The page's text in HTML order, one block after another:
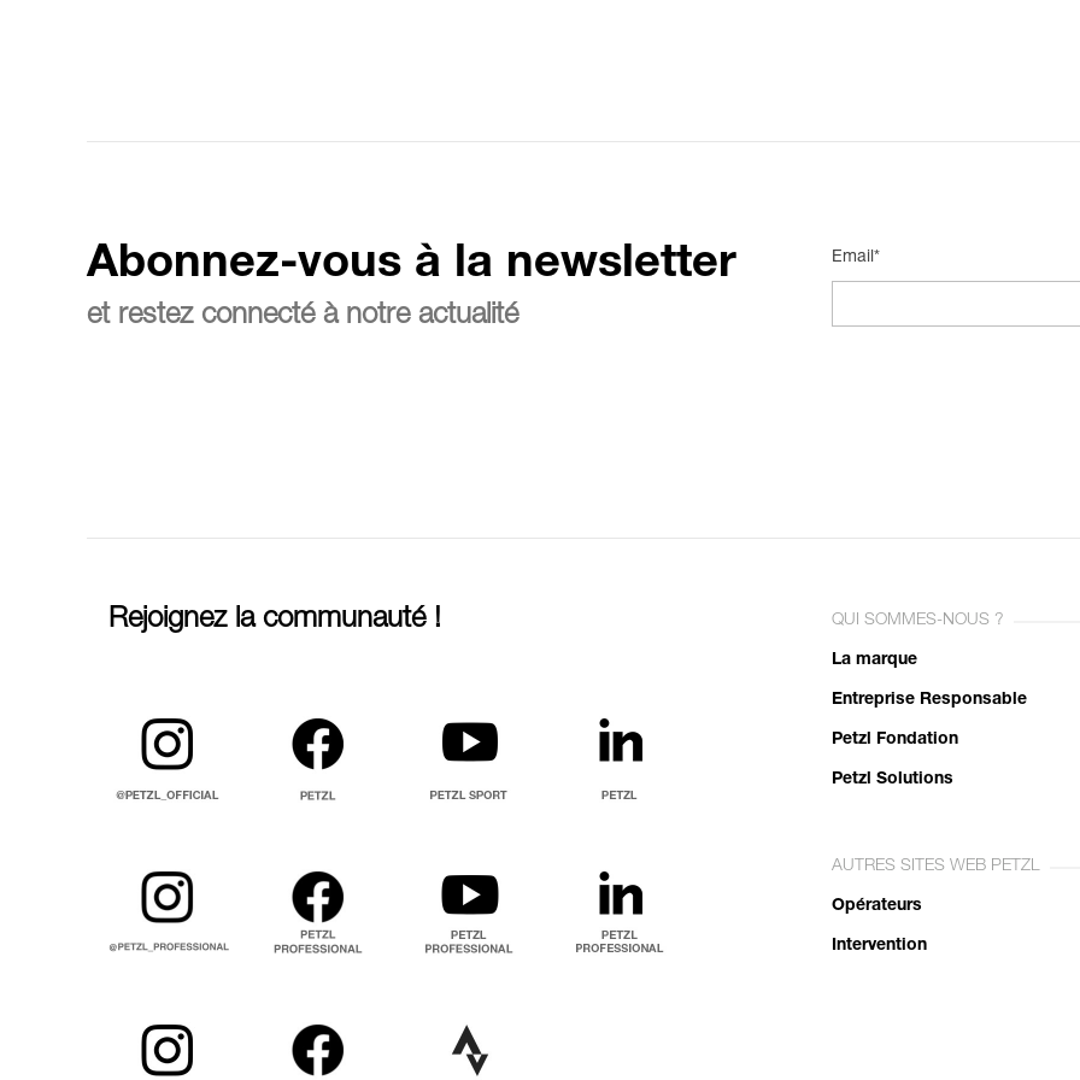
Abonnez-vous à la newsletter
et restez connecté à notre actualité
Email*
Rejoignez la communauté ! QUI SOMMES-NOUS ?
La marque
Entreprise Responsable
Petzl Fondation
Petzl Solutions
AUTRES SITES WEB PETZL
Opérateurs
Intervention